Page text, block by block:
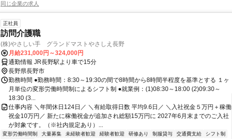
同じ企業の求人
正社員
訪問介護職
(株)やさしい手 グランドマストやさしえ長野
月給231,000円～324,000円
通勤情報 JR長野駅より車で15分
長野県長野市
勤務時間 ●勤務時間：8:30～19:30の間で8時間から8時間半程度を基準とする １ヶ
月単位の変形労働時間制によるシフト制 ●就業例：(1)08:30～18:00 (2)09:30～
18:30 (3...
仕事内容 ＼年間休日124日／ ＼有給取得日数 平均9.6日／ ＼入社祝金５万円＋稼働
祝金10万円／ 新たに稼働祝金が追加され総額15万円に 2027年6月末までのご入社
が対象です。（※社内規定あり）...
変形労働時間制 大量募集 未経験者歓迎 経験者歓迎 研修あり 制服貸与 交通費支給
シフト制